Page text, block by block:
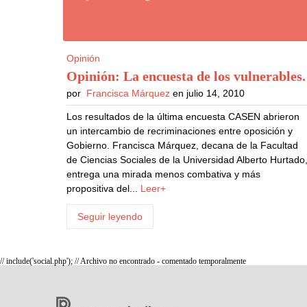
Opinión
Opinión: La encuesta de los vulnerables.
por Francisca Márquez en julio 14, 2010
Los resultados de la última encuesta CASEN abrieron
un intercambio de recriminaciones entre oposición y
Gobierno. Francisca Márquez, decana de la Facultad
de Ciencias Sociales de la Universidad Alberto Hurtado,
entrega una mirada menos combativa y más
propositiva del... Leer+
Seguir leyendo
// include('social.php'); // Archivo no encontrado - comentado temporalmente